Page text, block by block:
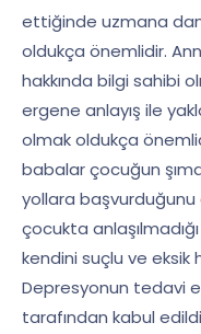
ettiğinde uzmana
oldukça önemlidir.
hakkında bilgi sahibi
ergene anlayış ile
olmak oldukça
babalar çocuğun
yollara
çocukta
kendini suçlu ve
Depresyonun tedavi
tarafından kabul